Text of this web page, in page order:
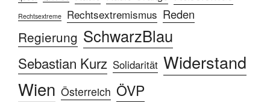
Rechtsextreme Rechtsextremismus Reden
Regierung SchwarzBlau
Sebastian Kurz Solidarität Widerstand
Wien Österreich ÖVP